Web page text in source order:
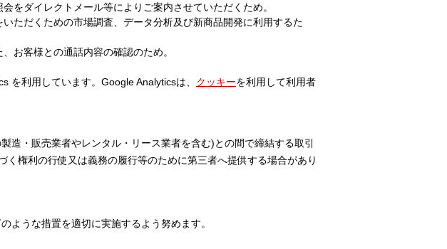
をダイレクトメール等によりご案内させていただくため。
ただくための市場調査、データ分析及び新商品開発に利用するた
お客様との通話内容の確認のため。
を利用しています。Google Analyticsは、 クッキーを利用して利用者
・販売業者やレンタル・リース業者を含む)との間で締結する取引
権利の行使又は義務の履行等のために第三者へ提供する場合があり
うな措置を適切に実施するよう努めます。